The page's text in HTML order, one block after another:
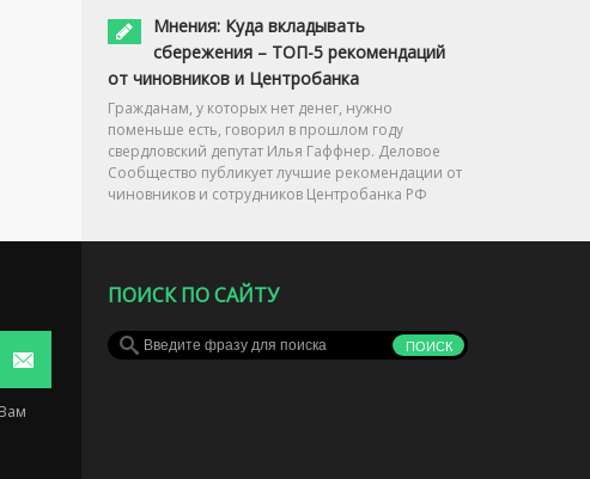
Мнения: Куда вкладывать
сбережения – ТОП-5 рекомендаций
от чиновников и Центробанка
Гражданам, у которых нет денег, нужно
поменьше есть, говорил в прошлом году
свердловский депутат Илья Гаффнер. Деловое
Сообщество публикует лучшие рекомендации от
чиновников и сотрудников Центробанка РФ
ПОИСК ПО САЙТУ